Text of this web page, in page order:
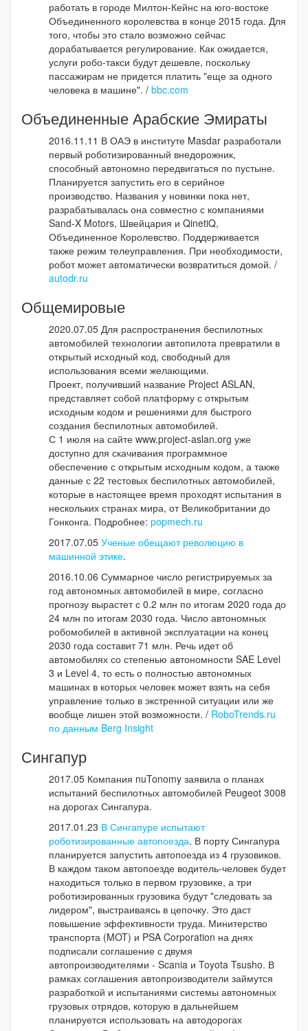
работать в городе Милтон-Кейнс на юго-востоке
Объединенного королевства в конце 2015 года. Для
того, чтобы это стало возможно сейчас
дорабатывается регулирование. Как ожидается,
услуги робо-такси будут дешевле, поскольку
пассажирам не придется платить "еще за одного
человека в машине". / bbc.com
Объединенные Арабские Эмираты
2016.11.11 В ОАЭ в институте Masdar разработали
первый роботизированный внедорожник,
способный автономно передвигаться по пустыне.
Планируется запустить его в серийное
производство. Названия у новинки пока нет,
разрабатывалась она совместно с компаниями
Sand-X Motors, Швейцария и QinetiQ,
Объединенное Королевство. Поддерживается
также режим телеуправления. При необходимости,
робот может автоматически возвратиться домой. /
autodr.ru
Общемировые
2020.07.05 Для распространения беспилотных
автомобилей технологии автопилота превратили в
открытый исходный код, свободный для
использования всеми желающими.
Проект, получивший название Project ASLAN,
представляет собой платформу с открытым
исходным кодом и решениями для быстрого
создания беспилотных автомобилей.
С 1 июля на сайте www.project-aslan.org уже
доступно для скачивания программное
обеспечение с открытым исходным кодом, а также
данные с 22 тестовых беспилотных автомобилей,
которые в настоящее время проходят испытания в
нескольких странах мира, от Великобритании до
Гонконга. Подробнее: popmech.ru
2017.07.05 Ученые обещают революцию в
машинной этике.
2016.10.06 Суммарное число регистрируемых за
год автономных автомобилей в мире, согласно
прогнозу вырастет с 0.2 млн по итогам 2020 года до
24 млн по итогам 2030 года. Число автономных
робомобилей в активной эксплуатации на конец
2030 года составит 71 млн. Речь идет об
автомобилях со степенью автономности SAE Level
3 и Level 4, то есть о полностью автономных
машинах в которых человек может взять на себя
управление только в экстренной ситуации или же
вообще лишен этой возможности. / RoboTrends.ru
по данным Berg Insight
Сингапур
2017.05 Компания nuTonomy заявила о планах
испытаний беспилотных автомобилей Peugeot 3008
на дорогах Сингапура.
2017.01.23 В Сингапуре испытают
роботизированные автопоезда. В порту Сингапура
планируется запустить автопоезда из 4 грузовиков.
В каждом таком автопоезде водитель-человек будет
находиться только в первом грузовике, а три
роботизированных грузовика будут "следовать за
лидером", выстраиваясь в цепочку. Это даст
повышение эффективности труда. Минитерство
транспорта (MOT) и PSA Corporation на днях
подписали соглашение с двумя
автопроизводителями - Scania и Toyota Tsusho. В
рамках соглашения автопроизводители займутся
разработкой и испытаниями системы автономных
грузовых отрядов, которую в дальнейшем
планируется использовать на автодорогах